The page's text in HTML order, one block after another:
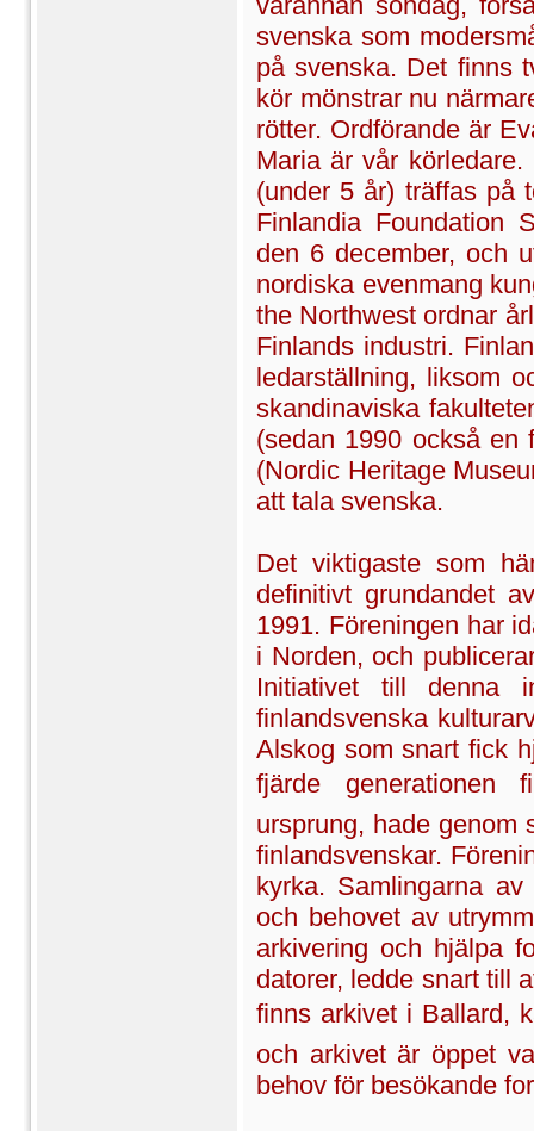
svenska som
på svenska. Det finns
kör mönstrar nu
rötter. Ordförande är
Maria är vår
(under 5 år) träffas på
Finlandia Foundation
den 6 december, och
nordiska evenmang
the Northwest ordnar
Finlands industri.
ledarställning, liksom
skandinaviska
(sedan 1990 också en
(Nordic Heritage
att tala svenska.
Det viktigaste som
definitivt grundandet
1991. Föreningen har
i Norden, och
Initiativet till denna
finlandsvenska
Alskog som snart fick
fjärde generationen
ursprung, hade genom
finlandsvenskar.
kyrka. Samlingarna
och behovet av
arkivering och hjälpa
datorer, ledde snart till
finns arkivet i Ballard,
och arkivet är öppet
behov för besökande